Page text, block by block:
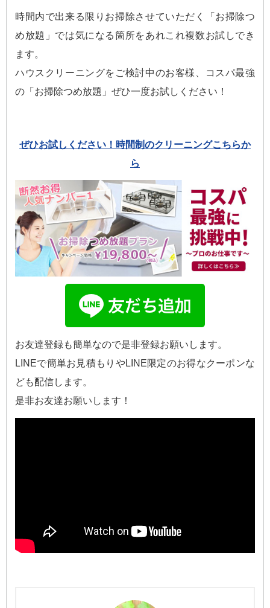
時間内で出来る限りお掃除させていただく「お掃除つ
め放題」では気になる箇所をあれこれ複数お試しでき
ます。
ハウスクリーニングをご検討中のお客様、コスパ最強
の「お掃除つめ放題」ぜひ一度お試しください！
ぜひお試しください！時間制のクリーニングこちらか
ら
お友達登録も簡単なので是非登録お願いします。
LINEで簡単お見積もりやLINE限定のお得なクーポンな
ども配信します。
是非お友達お願いします！